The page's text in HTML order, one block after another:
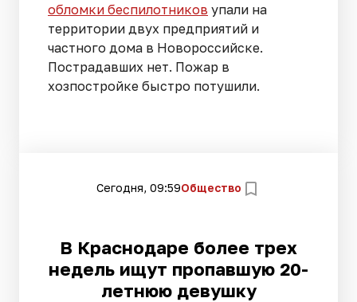
обломки беспилотников упали на
территории двух предприятий и
частного дома в Новороссийске.
Пострадавших нет. Пожар в
хозпостройке быстро потушили.
Сегодня, 09:59Общество
В Краснодаре более трех
недель ищут пропавшую 20-
летнюю девушку